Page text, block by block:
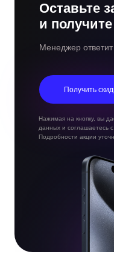
Оставьте
и
Менеджер
Получить
Нажимая на кнопку, вы
данных и соглашаетесь
Подробности акции